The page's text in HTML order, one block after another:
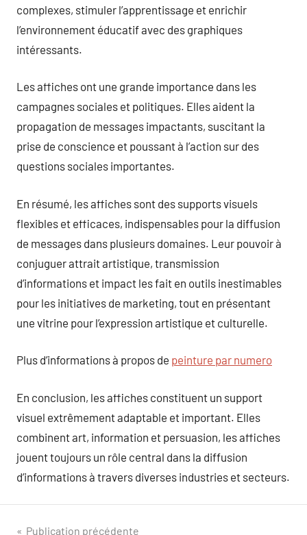
complexes, stimuler l’apprentissage et enrichir
l’environnement éducatif avec des graphiques
intéressants.
Les affiches ont une grande importance dans les
campagnes sociales et politiques. Elles aident la
propagation de messages impactants, suscitant la
prise de conscience et poussant à l’action sur des
questions sociales importantes.
En résumé, les affiches sont des supports visuels
flexibles et efficaces, indispensables pour la diffusion
de messages dans plusieurs domaines. Leur pouvoir à
conjuguer attrait artistique, transmission
d’informations et impact les fait en outils inestimables
pour les initiatives de marketing, tout en présentant
une vitrine pour l’expression artistique et culturelle.
Plus d’informations à propos de peinture par numero
En conclusion, les affiches constituent un support
visuel extrêmement adaptable et important. Elles
combinent art, information et persuasion, les affiches
jouent toujours un rôle central dans la diffusion
d’informations à travers diverses industries et secteurs.
Publication précédente